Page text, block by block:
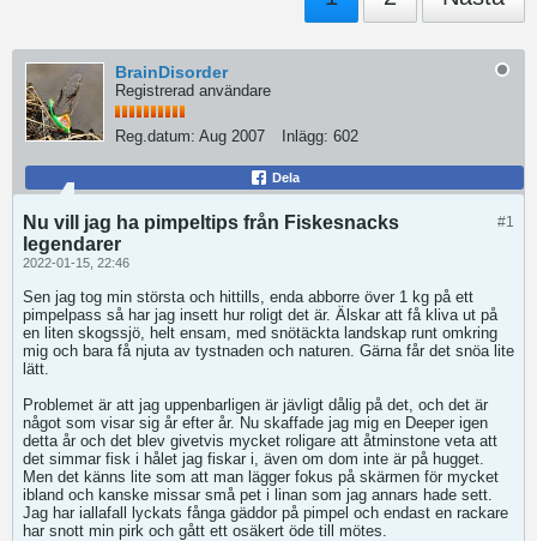
BrainDisorder
Registrerad användare
Reg.datum: Aug 2007 Inlägg: 602
Dela
#1
Nu vill jag ha pimpeltips från Fiskesnacks
legendarer
2022-01-15, 22:46
Sen jag tog min största och hittills, enda abborre över 1 kg på ett
pimpelpass så har jag insett hur roligt det är. Älskar att få kliva ut på
en liten skogssjö, helt ensam, med snötäckta landskap runt omkring
mig och bara få njuta av tystnaden och naturen. Gärna får det snöa lite
lätt.
Problemet är att jag uppenbarligen är jävligt dålig på det, och det är
något som visar sig år efter år. Nu skaffade jag mig en Deeper igen
detta år och det blev givetvis mycket roligare att åtminstone veta att
det simmar fisk i hålet jag fiskar i, även om dom inte är på hugget.
Men det känns lite som att man lägger fokus på skärmen för mycket
ibland och kanske missar små pet i linan som jag annars hade sett.
Jag har iallafall lyckats fånga gäddor på pimpel och endast en rackare
har snott min pirk och gått ett osäkert öde till mötes.